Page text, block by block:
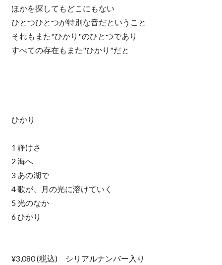
ほかを探してもどこにもない
ひとつひとつが特別な音だということ
それもまた"ひかり"のひとつであり
すべての存在もまた"ひかり"だと
ひかり
1 静けさ
2 海へ
3 あの湖で
4 歌が、月の光に溶けていく
5 光のなか
6 ひかり
¥3,080 (税込) シリアルナンバー入り